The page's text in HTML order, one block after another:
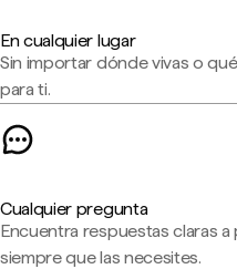
En cualquier lugar
Sin importar dónde vivas o
para ti.
Cualquier pregunta
Encuentra respuestas claras
siempre que las necesites.